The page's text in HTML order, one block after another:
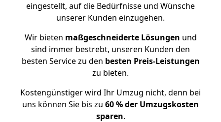
eingestellt, auf die Bedürfnisse und Wünsche
unserer Kunden einzugehen.
Wir bieten maßgeschneiderte Lösungen und
sind immer bestrebt, unseren Kunden den
besten Service zu den besten Preis-Leistungen
zu bieten.
Kostengünstiger wird Ihr Umzug nicht, denn bei
uns können Sie bis zu 60 % der Umzugskosten
sparen.